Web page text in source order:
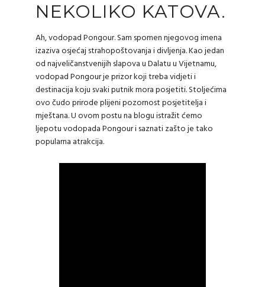
NEKOLIKO KATOVA.
Ah, vodopad Pongour. Sam spomen njegovog imena
izaziva osjećaj strahopoštovanja i divljenja. Kao jedan
od najveličanstvenijih slapova u Dalatu u Vijetnamu,
vodopad Pongour je prizor koji treba vidjeti i
destinacija koju svaki putnik mora posjetiti. Stoljećima
ovo čudo prirode plijeni pozornost posjetitelja i
mještana. U ovom postu na blogu istražit ćemo
ljepotu vodopada Pongour i saznati zašto je tako
popularna atrakcija.